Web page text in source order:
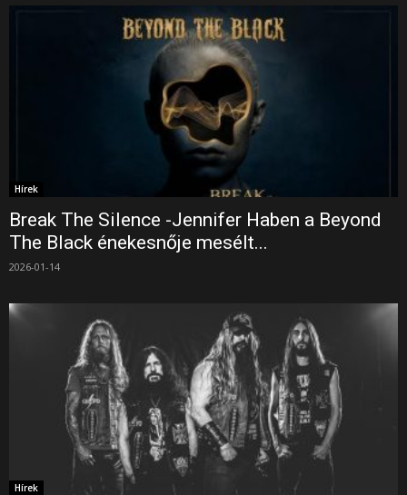
Hírek
Break The Silence -Jennifer Haben a Beyond
The Black énekesnője mesélt...
2026-01-14
Hírek